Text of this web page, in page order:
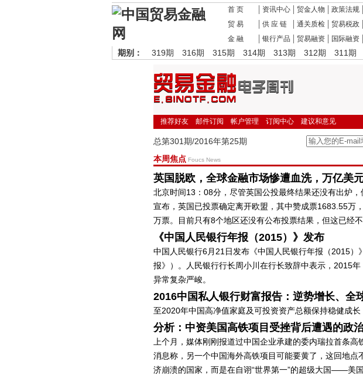
首 页 资讯中心 贸金人物 政策法规
贸 易
供 应 链 通关质检 贸易税政
金 融
银行产品 贸易融资 国际融资
期别： 319期 316期 315期 314期 313期 312期 311期
推荐好友 邮件订阅 帐户管理 订阅中心 建议和意见
总第301期/2016年第25期
本周焦点 Foucs News
英国脱欧，全球金融市场惨遭血洗，万亿美
北京时间13：08分，尽管英国公投最终结果还没有出炉
宣布，英国已投票确定离开欧盟，其中赞成票1683.55万
万票。目前只有8个地区还没有公布投票结果，但这已经不
《中国人民银行年报（2015）》发布
中国人民银行6月21日发布《中国人民银行年报（2015）
报》）。人民银行行长周小川在行长致辞中表示，2015
异常复杂严峻。
2016中国私人银行财富报告：逆势增长、全
至2020年中国高净值家庭及可投资资产总额保持稳健成长
分析：中资美国高铁项目受挫背后遭遇的政
上个月，媒体刚刚报道过中国企业承建的委内瑞拉首条
消息称，另一个中国海外高铁项目可能要黄了，这回地点
济崩溃的国家，而是在自诩“世界第一”的超级大国——美国